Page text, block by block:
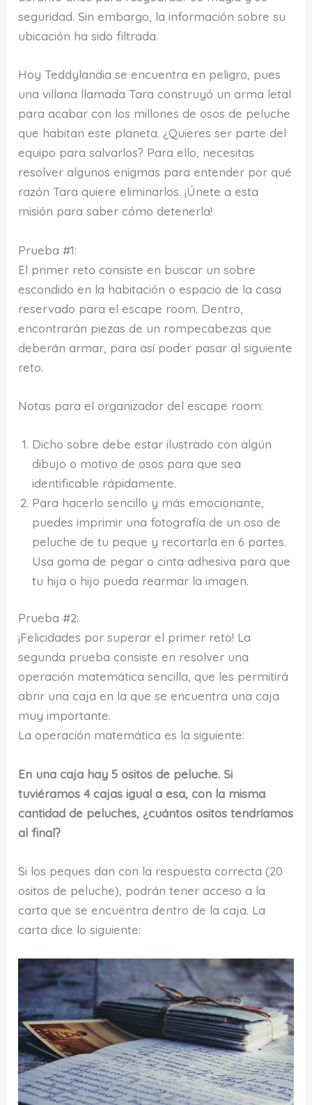
seguridad. Sin embargo, la información sobre su
ubicación ha sido filtrada.
Hoy Teddylandia se encuentra en peligro, pues
una villana llamada Tara construyó un arma letal
para acabar con los millones de osos de peluche
que habitan este planeta. ¿Quieres ser parte del
equipo para salvarlos? Para ello, necesitas
resolver algunos enigmas para entender por qué
razón Tara quiere eliminarlos. ¡Únete a esta
misión para saber cómo detenerla!
Prueba #1:
El primer reto consiste en buscar un sobre
escondido en la habitación o espacio de la casa
reservado para el escape room. Dentro,
encontrarán piezas de un rompecabezas que
deberán armar, para así poder pasar al siguiente
reto.
Notas para el organizador del escape room:
Dicho sobre debe estar ilustrado con algún
dibujo o motivo de osos para que sea
identificable rápidamente.
Para hacerlo sencillo y más emocionante,
puedes imprimir una fotografía de un oso de
peluche de tu peque y recortarla en 6 partes.
Usa goma de pegar o cinta adhesiva para que
tu hija o hijo pueda rearmar la imagen.
Prueba #2:
¡Felicidades por superar el primer reto! La
segunda prueba consiste en resolver una
operación matemática sencilla, que les permitirá
abrir una caja en la que se encuentra una caja
muy importante.
La operación matemática es la siguiente:
En una caja hay 5 ositos de peluche. Si
tuviéramos 4 cajas igual a esa, con la misma
cantidad de peluches, ¿cuántos ositos tendríamos
al final?
Si los peques dan con la respuesta correcta (20
ositos de peluche), podrán tener acceso a la
carta que se encuentra dentro de la caja. La
carta dice lo siguiente: